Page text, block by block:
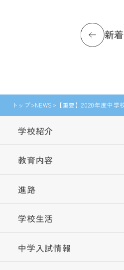
新
トップ NEWS 【重要】2020年度中
学校紹介
教育内容
進路
学校生活
中学入試情報